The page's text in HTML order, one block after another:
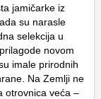
jamičarke iz
su narasle
selekcija u
novom
imale prirodnih
Na Zemlji ne
otrovnica veća –